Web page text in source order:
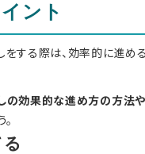
ント
する際は、効率的に進め
の効果的な進め方の方法